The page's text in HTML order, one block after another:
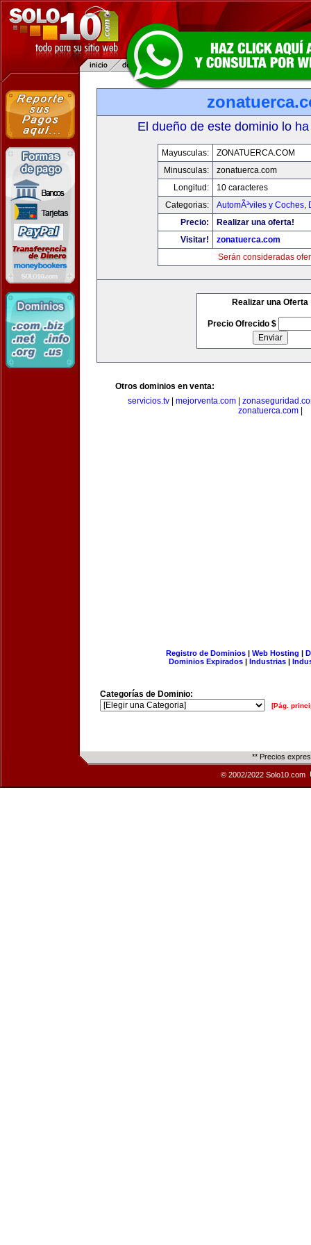
El dueño de este dominio lo
Mayusculas:
ZONATUERCA.COM
Minusculas:
zonatuerca.com
Longitud:
10 caracteres
Categorias:
AutomÃ³viles y Coches,
Precio:
Realizar una oferta!
Visitar!
zonatuerca.com
Serán consideradas
Realizar una Oferta
Precio Ofrecido $
Otros dominios en venta:
servicios.tv| mejorventa.com|
zonatuerca.com|
Registro de Dominios| Web Hosting |
Dominios Expirados | Industrias |
Categorías de Dominio:
[Pág.
** Precios
© 2002/2022 Solo10.com